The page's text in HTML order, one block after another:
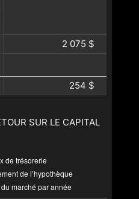
2 075 $
254 $
SUR LE CAPITAL